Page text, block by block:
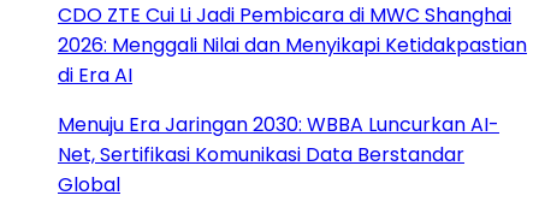
CDO ZTE Cui Li Jadi Pembicara di MWC Shanghai
2026: Menggali Nilai dan Menyikapi Ketidakpastian
di Era AI
Menuju Era Jaringan 2030: WBBA Luncurkan AI-
Net, Sertifikasi Komunikasi Data Berstandar
Global